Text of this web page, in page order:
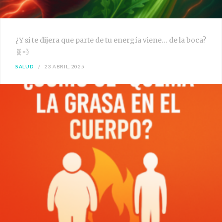
¿Y si te dijera que parte de tu energía viene… de la boca?
🧬💨
SALUD 23 ABRIL, 2025